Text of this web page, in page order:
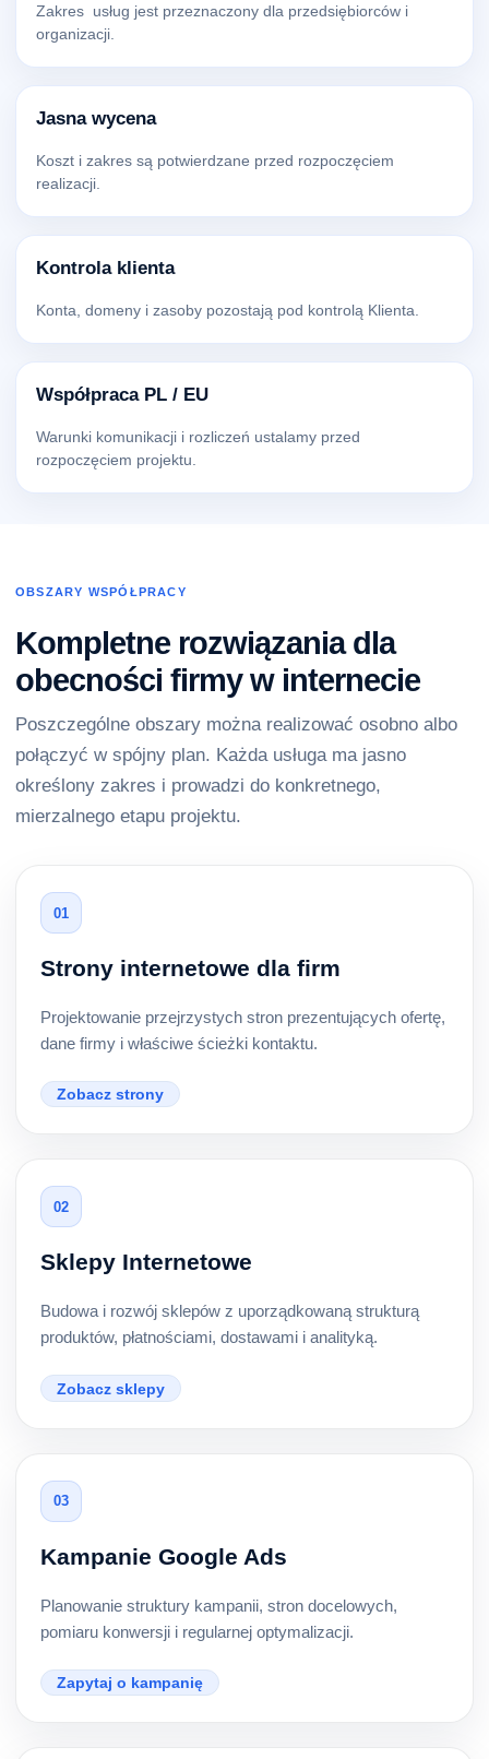
Zakres usług jest przeznaczony dla przedsiębiorców i
organizacji.
Jasna wycena
Koszt i zakres są potwierdzane przed rozpoczęciem
realizacji.
Kontrola klienta
Konta, domeny i zasoby pozostają pod kontrolą Klienta.
Współpraca PL / EU
Warunki komunikacji i rozliczeń ustalamy przed
rozpoczęciem projektu.
OBSZARY WSPÓŁPRACY
Kompletne rozwiązania dla
obecności firmy w internecie
Poszczególne obszary można realizować osobno albo
połączyć w spójny plan. Każda usługa ma jasno
określony zakres i prowadzi do konkretnego,
mierzalnego etapu projektu.
01
Strony internetowe dla firm
Projektowanie przejrzystych stron prezentujących ofertę,
dane firmy i właściwe ścieżki kontaktu.
Zobacz strony
02
Sklepy Internetowe
Budowa i rozwój sklepów z uporządkowaną strukturą
produktów, płatnościami, dostawami i analityką.
Zobacz sklepy
03
Kampanie Google Ads
Planowanie struktury kampanii, stron docelowych,
pomiaru konwersji i regularnej optymalizacji.
Zapytaj o kampanię